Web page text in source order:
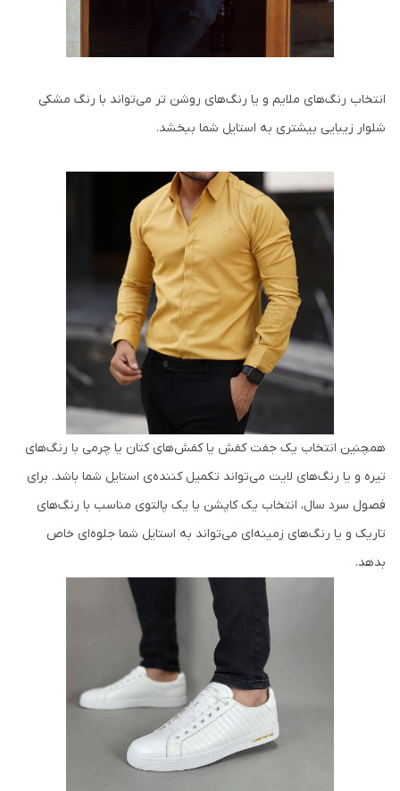
انتخاب رنگ‌های ملایم و یا رنگ‌های روشن تر می‌تواند با رنگ مشکی
شلوار زیبایی بیشتری به استایل شما ببخشد.
همچنین انتخاب یک جفت کفش یا کفش‌های کتان یا چرمی با رنگ‌های
تیره و یا رنگ‌های لایت می‌تواند تکمیل کننده‌ی استایل شما باشد. برای
فصول سرد سال، انتخاب یک کاپشن یا یک پالتوی مناسب با رنگ‌های
تاریک و یا رنگ‌های زمینه‌ای می‌تواند به استایل شما جلوه‌ای خاص
بدهد.